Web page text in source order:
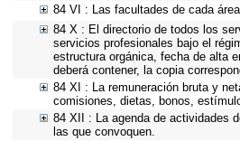
84 VI : Las facultades de cada
84 X : El directorio de todos los
servicios profesionales bajo el
estructura orgánica, fecha de alta
deberá contener, la copia
84 XI : La remuneración bruta y
comisiones, dietas, bonos,
84 XII : La agenda de actividades
las que convoquen.